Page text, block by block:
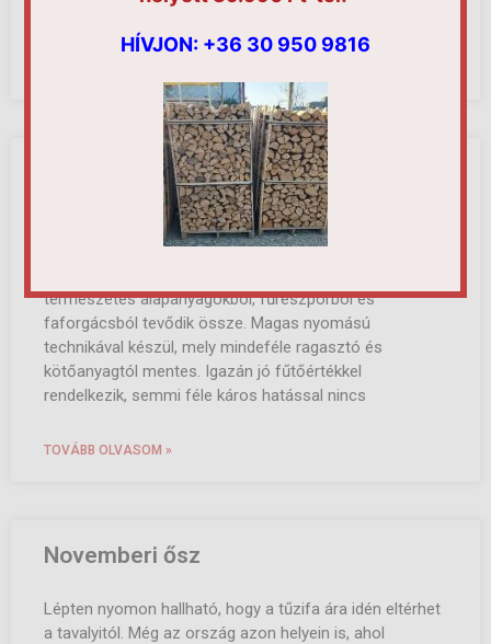
Brikett vagy tűzifa?
Na de mi is az a brikett? Van aki esküszik rá, azonban
számtalan esetben mégis inkább a brikettől való
természetes alapanyagokból, fűrészporból és
faforgácsból tevődik össze. Magas nyomású
technikával készül, mely mindeféle ragasztó és
kötőanyagtól mentes. Igazán jó fűtőértékkel
rendelkezik, semmi féle káros hatással nincs
TOVÁBB OLVASOM »
Novemberi ősz
Lépten nyomon hallható, hogy a tűzifa ára idén eltérhet
a tavalyitól. Még az ország azon helyein is, ahol
HÍVJON: +36 30 950 9816